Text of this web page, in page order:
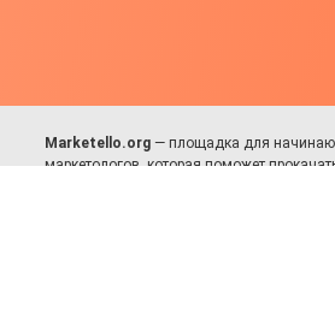
Marketello.org — площадка для
маркетологов, которая поможет